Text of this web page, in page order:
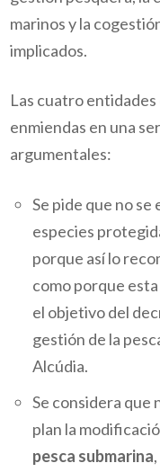
marinos y la
implicados.
Las cuatro
enmiendas en una
argumentales:
Se pide que no se
especies
porque así lo
como porque
el objetivo del
gestión de la
Alcúdia.
Se considera que
plan la
pesca submarina